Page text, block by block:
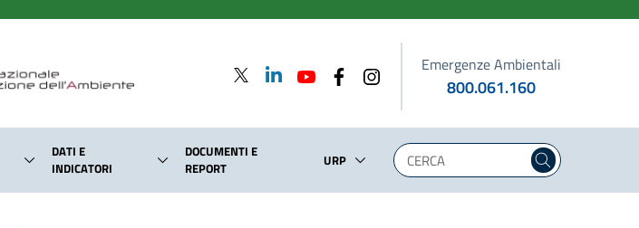
Emergenze Ambientali
800.061.160
DATI E
INDICATORI
DOCUMENTI E
REPORT
URP